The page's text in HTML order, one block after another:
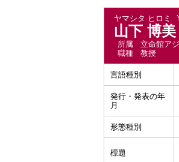
ヤマシタ ヒロミ
山下 博美
所属
立命館ア
職種
教授
言語種別
発行・発表の年
月
形態種別
標題